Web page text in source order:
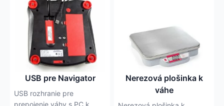
USB pre Navigator
USB rozhranie pre
prepojenie váhy s PC k
Nerezová plošinka k
váhe